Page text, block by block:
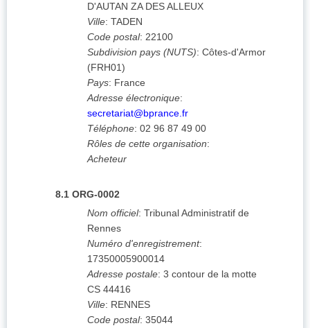
D'AUTAN ZA DES ALLEUX
Ville: TADEN
Code postal: 22100
Subdivision pays (NUTS): Côtes-d'Armor
(FRH01)
Pays: France
Adresse électronique:
secretariat@bprance.fr
Téléphone: 02 96 87 49 00
Rôles de cette organisation:
Acheteur
8.1 ORG-0002
Nom officiel: Tribunal Administratif de
Rennes
Numéro d'enregistrement:
17350005900014
Adresse postale: 3 contour de la motte
CS 44416
Ville: RENNES
Code postal: 35044